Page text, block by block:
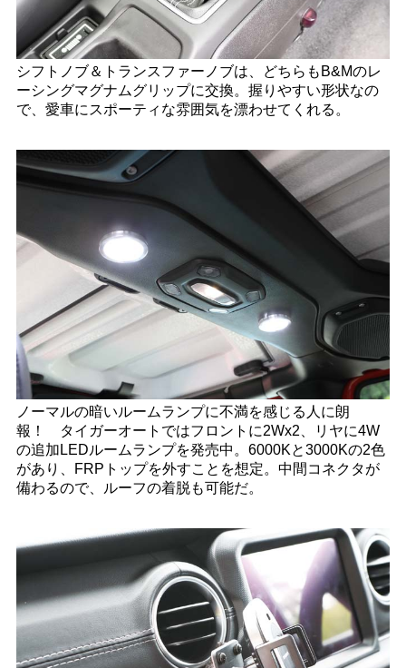
シフトノブ＆トランスファーノブは、どちらもB&Mのレ
ーシングマグナムグリップに交換。握りやすい形状なの
で、愛車にスポーティな雰囲気を漂わせてくれる。
ノーマルの暗いルームランプに不満を感じる人に朗
報！ タイガーオートではフロントに2Wx2、リヤに4W
の追加LEDルームランプを発売中。6000Kと3000Kの2色
があり、FRPトップを外すことを想定。中間コネクタが
備わるので、ルーフの着脱も可能だ。